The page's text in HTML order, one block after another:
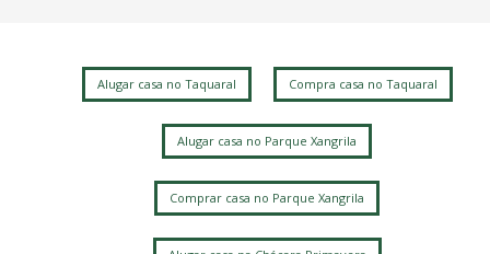
Alugar casa no Taquaral Compra casa no Taquaral
Alugar casa no Parque Xangrila
Comprar casa no Parque Xangrila